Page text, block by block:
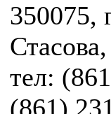
350075,
тел:
(861)